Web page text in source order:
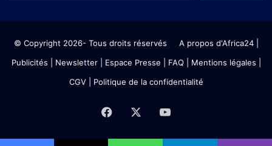
© Copyright 2026- Tous droits réservés A propos d'Africa24|
Publicités
Newsletter| Espace Presse | FAQ | Mentions légales
CGV| Politique de la confidentialité